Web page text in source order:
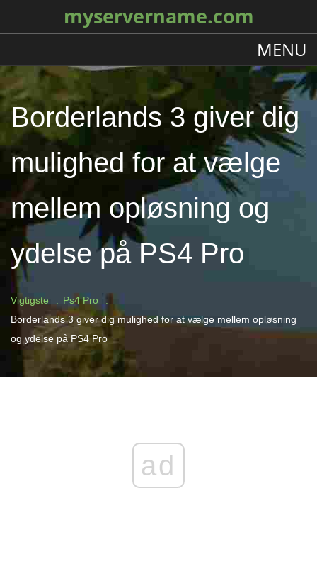
myservername.com
MENU
Borderlands 3 giver dig
mulighed for at vælge
mellem opløsning og
ydelse på PS4 Pro
Vigtigste
Ps4 Pro
Borderlands 3 giver dig mulighed for at vælge mellem opløsning
og ydelse på PS4 Pro
ad